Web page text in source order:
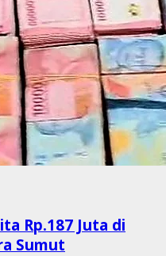
Rp.187 Juta di
Sumut